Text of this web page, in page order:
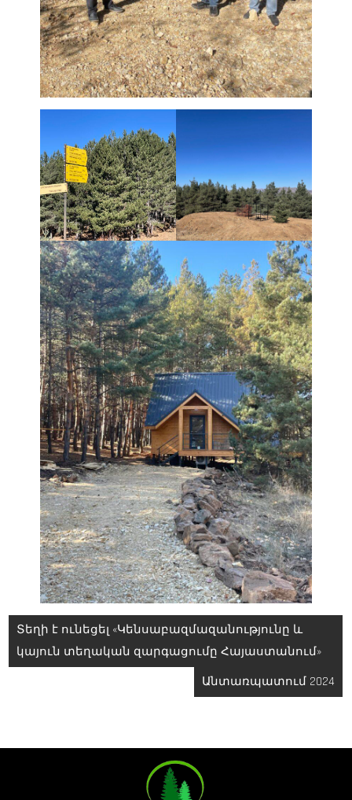
Գրառումների
նավարկումը
Տեղի է ունեցել «Կենսաբազմազանությունը և
կայուն տեղական զարգացումը Հայաստանում»
Անտառպատում 2024